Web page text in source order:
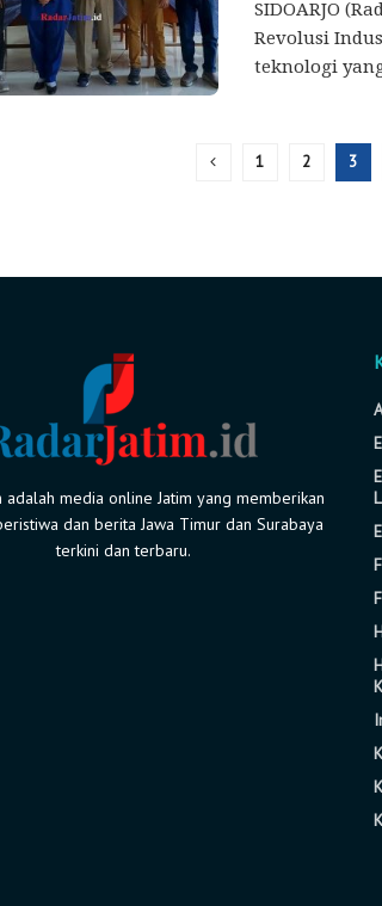
SIDOARJO
Revolusi
teknologi
1 2 3
adalah media online Jatim yang memberikan
dan berita Jawa Timur dan Surabaya
terkini dan terbaru.